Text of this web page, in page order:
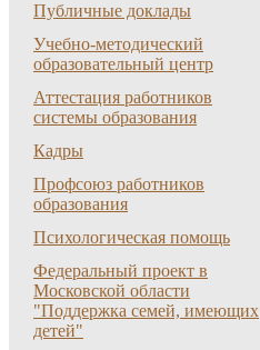
Публичные доклады
Учебно-методический
образовательный центр
Аттестация работников
системы образования
Кадры
Профсоюз работников
образования
Психологическая помощь
Федеральный проект в
Московской области
"Поддержка семей, имеющих
детей"